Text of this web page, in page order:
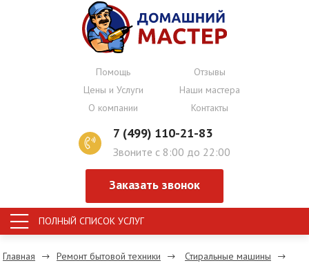
Помощь
Отзывы
Цены и Услуги
Наши мастера
О компании
Контакты
7 (499) 110-21-83
Звоните с 8:00 до 22:00
Заказать звонок
ПОЛНЫЙ СПИСОК УСЛУГ
Главная Ремонт бытовой техники Стиральные машины